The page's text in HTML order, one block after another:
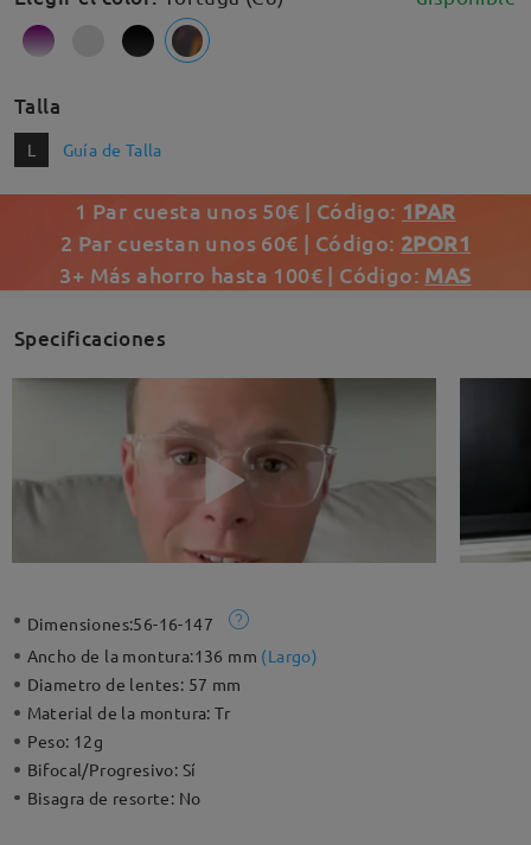
Talla
L Guía de Talla
1 Par cuesta unos 50€ | Código: 1PAR
2 Par cuestan unos 60€ | Código: 2POR1
3+ Más ahorro hasta 100€ | Código: MAS
Specificaciones
Dimensiones:56-16-147
Ancho de la montura:136 mm (Largo)
Diametro de lentes: 57 mm
Material de la montura:Tr
Peso: 12g
Bifocal/Progresivo: Sí
Bisagra de resorte: No